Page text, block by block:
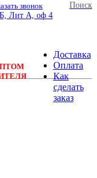
звонок
Лит А, оф 4
Поиск
Доставка
Оплата
Как
сделать
заказ